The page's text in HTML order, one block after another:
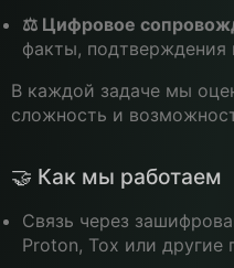
⚖️ Цифровое
факты, подтверждения
В каждой задаче мы
сложность и
🤝 Как мы работаем
Связь через
Proton, Tox или другие